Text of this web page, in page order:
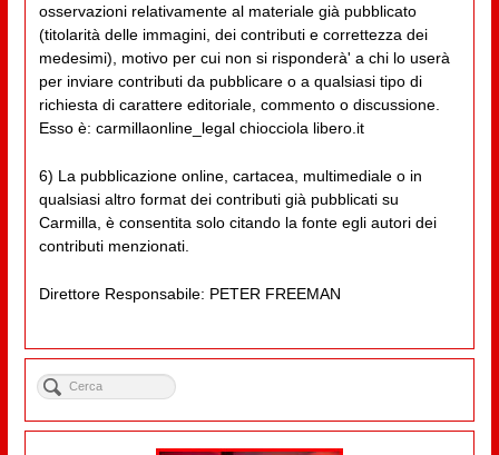
osservazioni relativamente al materiale già pubblicato
(titolarità delle immagini, dei contributi e correttezza dei
medesimi), motivo per cui non si risponderà' a chi lo userà
per inviare contributi da pubblicare o a qualsiasi tipo di
richiesta di carattere editoriale, commento o discussione.
Esso è: carmillaonline_legal chiocciola libero.it
6) La pubblicazione online, cartacea, multimediale o in
qualsiasi altro format dei contributi già pubblicati su
Carmilla, è consentita solo citando la fonte egli autori dei
contributi menzionati.
Direttore Responsabile: PETER FREEMAN